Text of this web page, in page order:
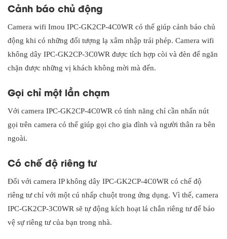
Cảnh báo chủ động
Camera wifi Imou IPC-GK2CP-4C0WR có thể giúp cảnh báo chủ
động khi có những đối tượng lạ xâm nhập trái phép. Camera wifi
không dây IPC-GK2CP-3C0WR được tích hợp còi và đèn để ngăn
chặn được những vị khách không mời mà đến.
Gọi chỉ một lần chạm
Với camera IPC-GK2CP-4C0WR có tính năng chỉ cần nhấn nút
gọi trên camera có thể giúp gọi cho gia đình và người thân ra bên
ngoài.
Có chế độ riêng tư
Đối với camera IP không dây IPC-GK2CP-4C0WR có chế độ
riêng tư chỉ với một cú nhấp chuột trong ứng dụng. Vì thế, camera
IPC-GK2CP-3C0WR sẽ tự động kích hoạt lá chắn riêng tư để bảo
vệ sự riêng tư của bạn trong nhà.